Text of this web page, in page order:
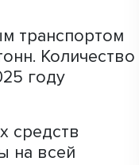
второго – в
Хэйхэ, где
пропуска